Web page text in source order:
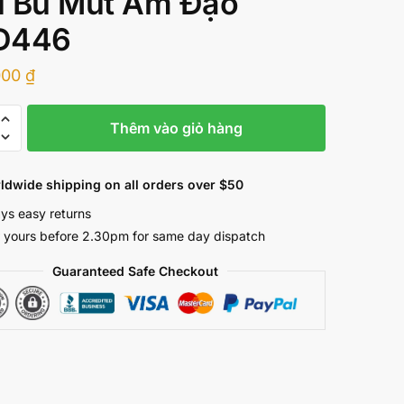
₫
Thêm vào giỏ hàng
shipping on all orders over $50
easy returns
yours before 2.30pm for same day dispatch
Guaranteed Safe Checkout